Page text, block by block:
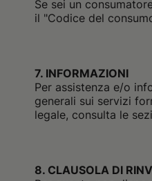
Se sei un
il "Codice del
7. INFORMAZIONI
Per assistenza e/o
generali sui servizi
legale, consulta le
8. CLAUSOLA DI